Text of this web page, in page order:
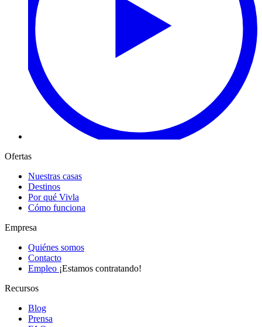
Ofertas
Nuestras casas
Destinos
Por qué Vivla
Cómo funciona
Empresa
Quiénes somos
Contacto
Empleo ¡Estamos contratando!
Recursos
Blog
Prensa